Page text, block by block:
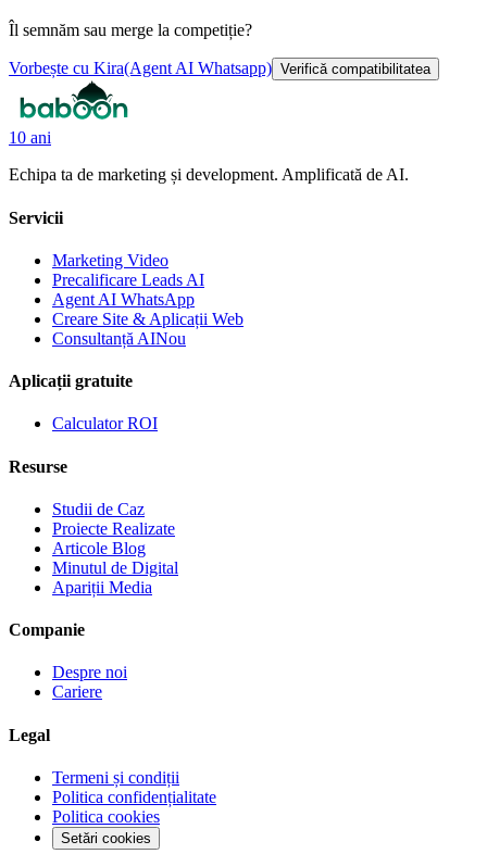
Îl semnăm sau merge la competiție?
Vorbește cu Kira(Agent AI Whatsapp) Verifică compatibilitatea
10 ani
Echipa ta de marketing și development. Amplificată de AI.
Servicii
Marketing Video
Precalificare Leads AI
Agent AI WhatsApp
Creare Site & Aplicații Web
Consultanță AINou
Aplicații gratuite
Calculator ROI
Resurse
Studii de Caz
Proiecte Realizate
Articole Blog
Minutul de Digital
Apariții Media
Companie
Despre noi
Cariere
Legal
Termeni și condiții
Politica confidențialitate
Politica cookies
Setări cookies